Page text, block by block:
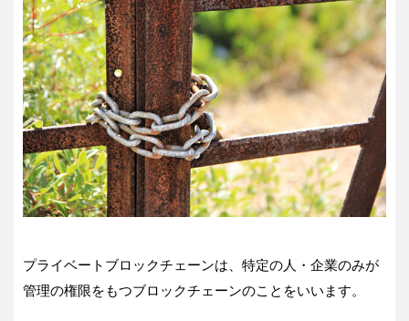
プライベートブロックチェーンは、特定の人・企業のみが
管理の権限をもつブロックチェーンのことをいいます。